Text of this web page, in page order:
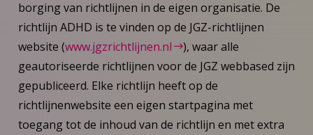
borging van richtlijnen in de eigen organisatie. De
richtlijn ADHD is te vinden op de JGZ-richtlijnen
website (www.jgzrichtlijnen.nl
), waar alle
geautoriseerde richtlijnen voor de JGZ webbased zijn
gepubliceerd. Elke richtlijn heeft op de
richtlijnenwebsite een eigen startpagina met
toegang tot de inhoud van de richtlijn en met extra